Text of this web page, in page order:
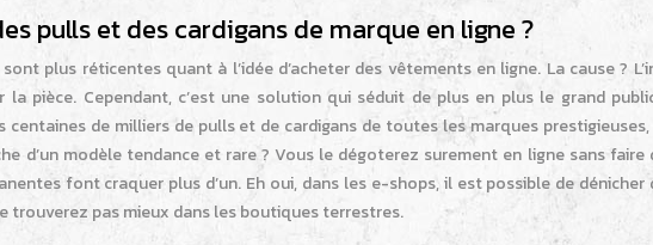
pulls et des cardigans de marque en ligne ?
plus réticentes quant à l’idée d’acheter des vêtements en ligne. La cause ?
la pièce. Cependant, c’est une solution qui séduit de plus en plus le grand
de milliers de pulls et de cardigans de toutes les marques
d’un modèle tendance et rare ? Vous le dégoterez surement en ligne sans
font craquer plus d’un. Eh oui, dans les e-shops, il est possible de
trouverez pas mieux dans les boutiques terrestres.